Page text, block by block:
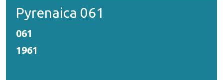
Pyrenaica 061
061
1961